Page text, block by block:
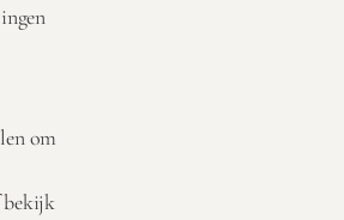
om
bekijk